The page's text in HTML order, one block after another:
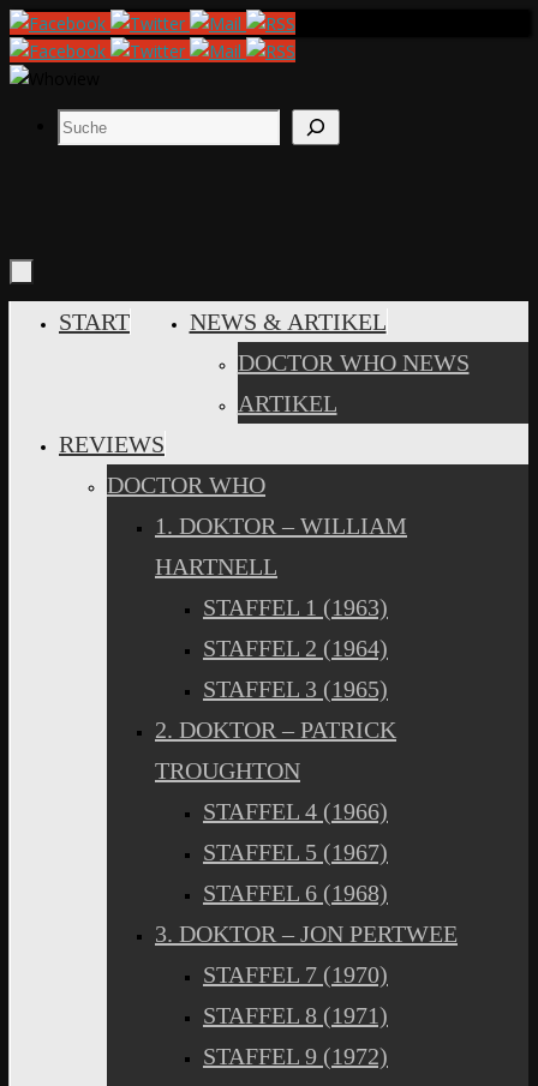
Zum
Inhalt
springen
Suchen
INHALT
START
NEWS & ARTIKEL
DOCTOR WHO NEWS
ARTIKEL
REVIEWS
DOCTOR WHO
1. DOKTOR – WILLIAM
HARTNELL
STAFFEL 1 (1963)
STAFFEL 2 (1964)
STAFFEL 3 (1965)
2. DOKTOR – PATRICK
TROUGHTON
STAFFEL 4 (1966)
STAFFEL 5 (1967)
STAFFEL 6 (1968)
3. DOKTOR – JON PERTWEE
STAFFEL 7 (1970)
STAFFEL 8 (1971)
STAFFEL 9 (1972)